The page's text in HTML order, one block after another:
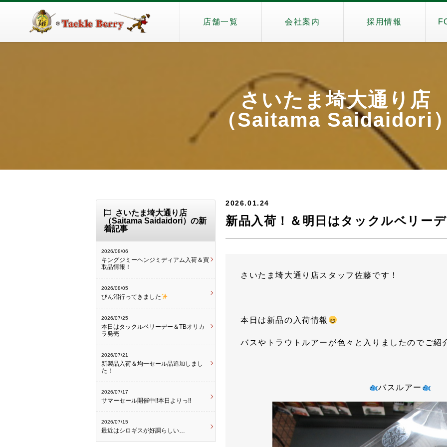
店舗一覧 会社案内 採用情報
さいたま埼大通り店
（Saitama Saidaidori
2026.01.24
新品入荷！＆明日はタックルベリー
さいたま埼大通り店スタッフ佐藤です！
本日は新品の入荷情報
バスやトラウトルアーが色々と入りましたのでご紹
バスルアー
さいたま埼大通り店
（Saitama Saidaidori）の新
着記事
2026/08/06
キングジミーヘンジミディアム入荷＆買
取品情報！
2026/08/05
びん沼行ってきました
2026/07/25
本日はタックルベリーデー＆TBオリカ
ラ発売
2026/07/21
新製品入荷＆均一セール品追加しまし
た！
2026/07/17
サマーセール開催中!!本日よりっ!!
2026/07/15
最近はシロギスが好調らしい…